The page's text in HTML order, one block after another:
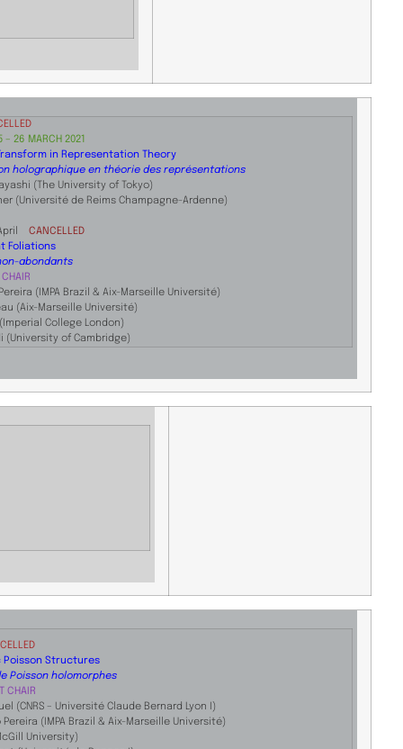
– 26 MARCH 2021
in Representation Theory
holographique en théorie des représentations
(The University of Tokyo)
(Université de Reims Champagne-Ardenne)
CANCELLED
Foliations
abondants
(IMPA Brazil & Aix-Marseille Université)
(Aix-Marseille Université)
College London)
(University of Cambridge)
Poisson Structures
Poisson holomorphes
CHAIR
(CNRS – Université Claude Bernard Lyon I)
(IMPA Brazil & Aix-Marseille Université)
University)